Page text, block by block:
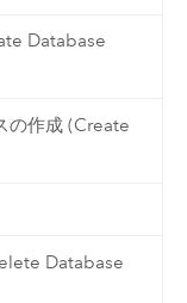
Database
の作成 (Create
Database